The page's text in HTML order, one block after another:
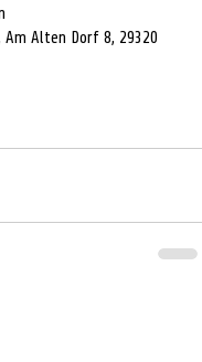
Am Alten Dorf 8, 29320